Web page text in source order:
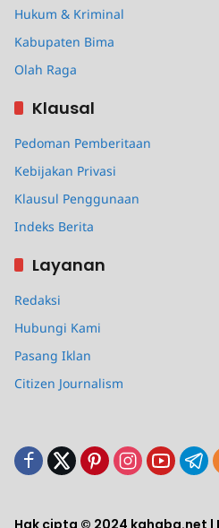
Hukum & Kriminal
Kabupaten Bima
Olah Raga
Klausal
Pedoman Pemberitaan
Kebijakan Privasi
Klausul Penggunaan
Indeks Berita
Layanan
Redaksi
Hubungi Kami
Pasang Iklan
Citizen Journalism
Hak cipta © 2024 kahaba.net |